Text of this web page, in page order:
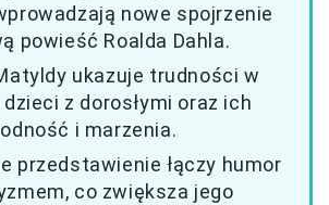
nowe spojrzenie
powieść Roalda Dahla.
ukazuje trudności w
z dorosłymi oraz ich
i marzenia.
przedstawienie łączy humor
co zwiększa jego